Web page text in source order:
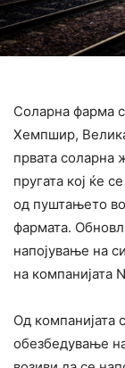
Соларна фарма
Хемпшир, Велика
првата соларна
пругата кој ќе
од пуштањето
фармата.
напојување на
на компанијата
Од компанијата
обезбедување